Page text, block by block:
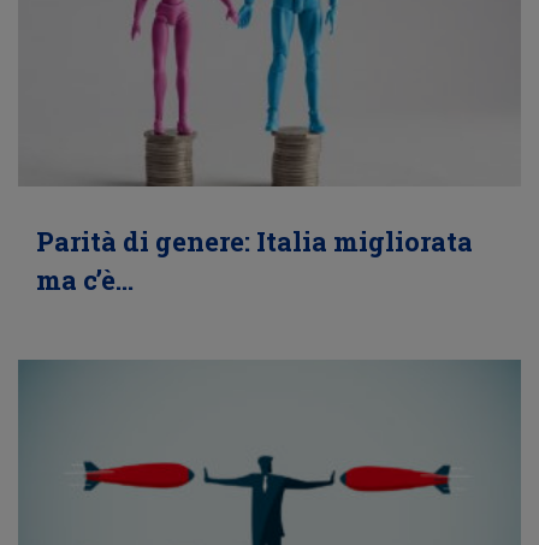
Parità di genere: Italia migliorata
ma c’è…